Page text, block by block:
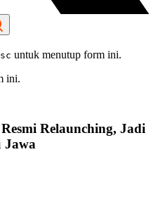
untuk menutup form ini.
ini.
Relaunching, Jadi
Jawa